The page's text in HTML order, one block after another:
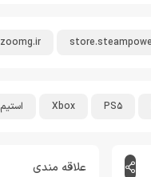
zoomg.ir
PS5
Xbox استیم
علاقه مندی